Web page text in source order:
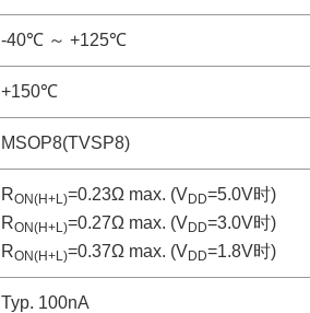
-40℃ ～ +125℃
+150℃
MSOP8(TVSP8)
RON(H+L)=0.23Ω max. (VDD=5.0V时)
RON(H+L)=0.27Ω max. (VDD=3.0V时)
RON(H+L)=0.37Ω max. (VDD=1.8V时)
Typ. 100nA